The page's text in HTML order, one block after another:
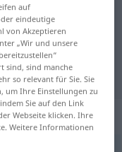
für
auf
eindeutige
von Akzeptieren
„Wir und unsere
sind, sind manche
so relevant für Sie. Sie
um Ihre Einstellungen zu
Sie auf den Link
Webseite klicken. Ihre
Weitere Informationen